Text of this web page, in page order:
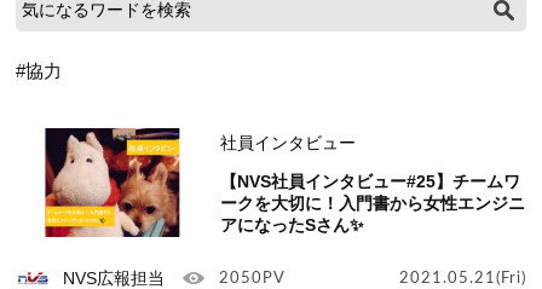
#協力
社員インタビュー
【NVS社員インタビュー#25】チームワ
ークを大切に！入門書から女性エンジニ
アになったSさん✨
NVS広報担当 2050PV 2021.05.21(Fri)